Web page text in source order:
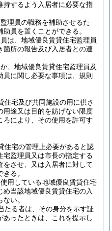
持するよう入居者に必要な指
理員の職務を補助させるた
員を置くことができる。
は、地域優良賃貸住宅監理員
所の報告及び入居者との連
、地域優良賃貸住宅監理員及
に関し必要な事項は、規則
住宅及び共同施設の用に供さ
用途又は目的を妨げない限度
ろにより、その使用を許可す
住宅の管理上必要があると認
監理員又は市長の指定する
させ、又は入居者に対して
る。
用している地域優良賃貸住宅
当該地域優良賃貸住宅の入
い。
たる者は、その身分を示す証
ったときは、これを提示し